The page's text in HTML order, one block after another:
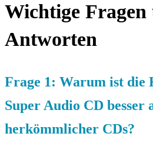
Wichtige Fragen
Antworten
Frage 1: Warum ist die
Super Audio CD besser
herkömmlicher CDs?